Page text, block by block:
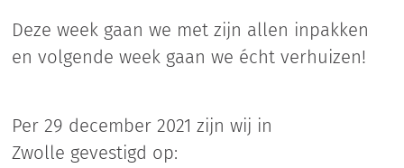
Deze week gaan we met zijn allen inpakken
en volgende week gaan we écht verhuizen!
Per 29 december 2021 zijn wij in
Zwolle gevestigd op: